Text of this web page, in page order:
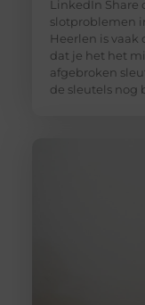
LinkedIn Share
slotproblemen
Heerlen is
dat je het het
afgebroken
de sleutels nog